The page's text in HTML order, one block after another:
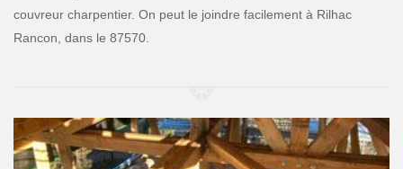
couvreur charpentier. On peut le joindre facilement à Rilhac
Rancon, dans le 87570.